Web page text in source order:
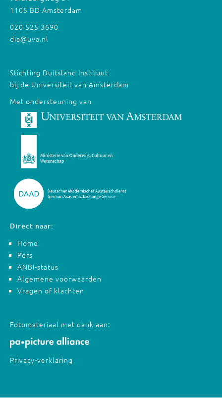
1105 BD Amsterdam
020 525 3690
dia@uva.nl
Stichting Duitsland Instituut
bij de Universiteit van Amsterdam
Met ondersteuning van
Direct naar:
Home
Pers
ANBI-status
Algemene voorwaarden
Vragen of klachten
Fotomateriaal met dank aan:
Privacy-verklaring